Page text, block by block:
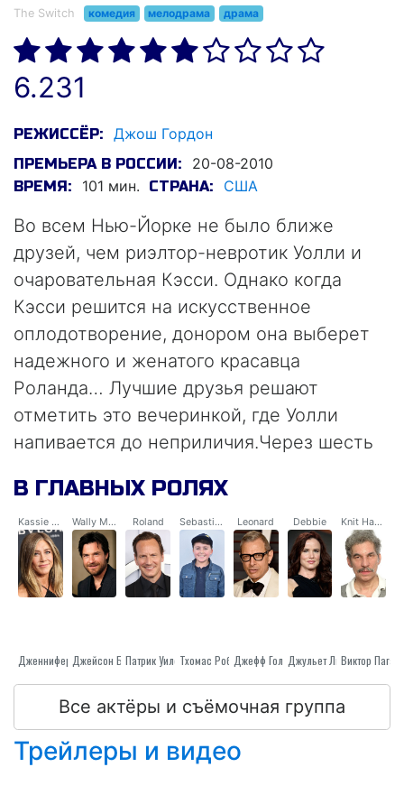
The Switch комедия мелодрама драма
6.231
РЕЖИССЁР: Джош Гордон
ПРЕМЬЕРА В РОССИИ: 20-08-2010
ВРЕМЯ: 101 мин. СТРАНА: США
Во всем Нью-Йорке не было ближе
друзей, чем риэлтор-невротик Уолли и
очаровательная Кэсси. Однако когда
Кэсси решится на искусственное
оплодотворение, донором она выберет
надежного и женатого красавца
Роланда… Лучшие друзья решают
отметить это вечеринкой, где Уолли
напивается до неприличия.Через шесть
летним сыном, который поразительно
напоминает Уолли самого себя, а заодно
вызывает в его памяти все, что
случилось той злополучной ночью.
В ГЛАВНЫХ РОЛЯХ
Kassie Larson
Дженнифер Энистон
Wally Mars
Джейсон Бейтман
Roland
Патрик Уилсон
Sebastian
Тхомас Робинсон
Leonard
Джефф Голдблюм
Debbie
Джульет Льюис
Knit Hat Guy
Виктор Паган
Все актёры и съёмочная группа
Трейлеры и видео